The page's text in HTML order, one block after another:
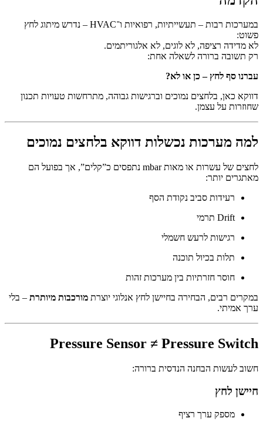
במערכות רבות – תעשייתיות, רפואיות ו־HVAC – נדרש מיתוג לחץ
פשוט:
לא מדידה רציפה, לא לוגים, לא אלגוריתמים.
רק תשובה ברורה לשאלה אחת:
עברנו סף לחץ – כן או לא?
דווקא כאן, בלחצים נמוכים וברגישות גבוהה, מתרחשות טעויות תכנון
שחוזרות על עצמן.
למה מערכות נכשלות דווקא בלחצים נמוכים
לחצים של עשרות או מאות mbar נתפסים כ”קלים”, אך בפועל הם
מאתגרים יותר:
רעידות סביב נקודת הסף
Drift תרמי
רגישות לרעש חשמלי
תלות בכיול תוכנה
חוסר חזרתיות בין מערכות זהות
במקרים רבים, הבחירה בחיישן לחץ אנלוגי יוצרת מורכבות מיותרת – בלי
ערך אמיתי.
Pressure Sensor ≠ Pressure Switch
חשוב לעשות הבחנה הנדסית ברורה:
חיישן לחץ
מספק ערך רציף